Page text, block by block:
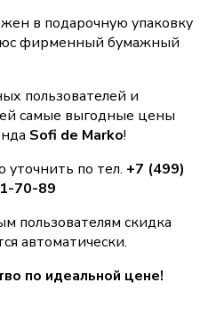
в подарочную упаковку
фирменный бумажный
пользователей и
самые выгодные цены
Sofi de Marko!
по тел. +7 (499)
70-89
пользователям скидка
автоматически.
по идеальной цене!